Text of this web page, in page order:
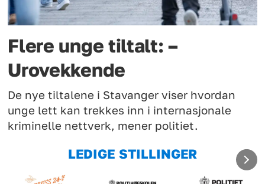
Flere unge tiltalt: –
Urovekkende
De nye tiltalene i Stavanger viser hvordan
unge lett kan trekkes inn i internasjonale
kriminelle nettverk, mener politiet.
LEDIGE STILLINGER